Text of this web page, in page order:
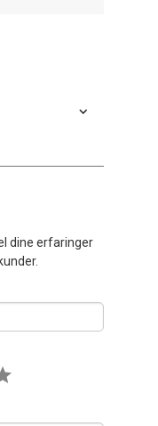
dine erfaringer